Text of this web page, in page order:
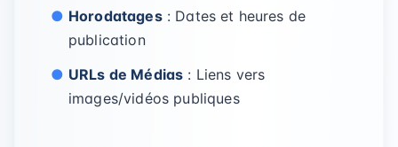
Horodatages: Dates et heures de
publication
URLs de Médias : Liens vers
images/vidéos publiques